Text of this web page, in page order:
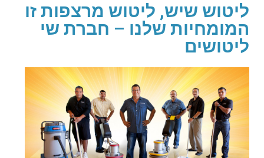
ליטוש שיש, ליטוש מרצפות זו
המומחיות שלנו – חברת שי
ליטושים